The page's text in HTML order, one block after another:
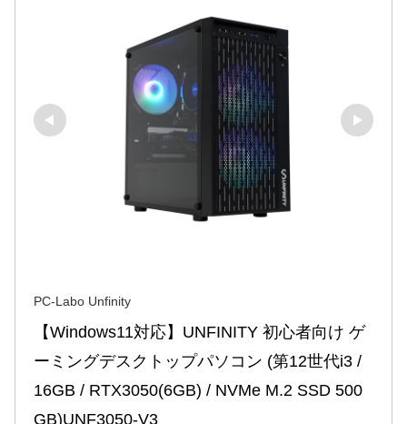
PC-Labo Unfinity
【Windows11対応】UNFINITY 初心者向け ゲ
ーミングデスクトップパソコン (第12世代i3 /
16GB / RTX3050(6GB) / NVMe M.2 SSD 500
GB)UNF3050-V3